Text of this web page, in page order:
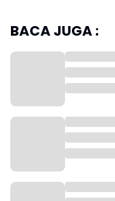
BACA JUGA :